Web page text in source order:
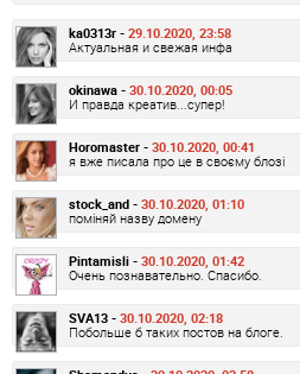
ka0313r - 29.10.2020, 23:58
Актуальная и свежая инфа
okinawa - 30.10.2020, 00:05
И правда креатив...супер!
Horomaster - 30.10.2020, 00:41
я вже писала про це в своєму блозі
stock_and - 30.10.2020, 01:10
поміняй назву домену
Pintamisli - 30.10.2020, 01:42
Очень познавательно. Спасибо.
SVA13 - 30.10.2020, 02:18
Побольше б таких постов на блоге.